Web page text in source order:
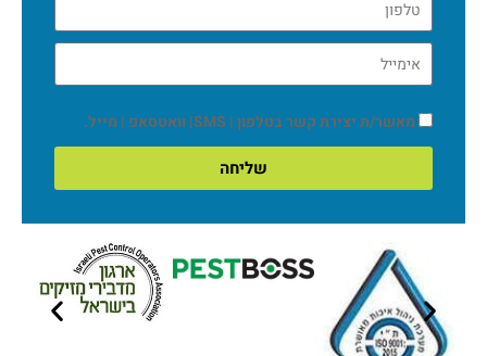
מאשר/ת יצירת קשר בטלפון | SMS| וואטסאפ | מייל.
שליחה